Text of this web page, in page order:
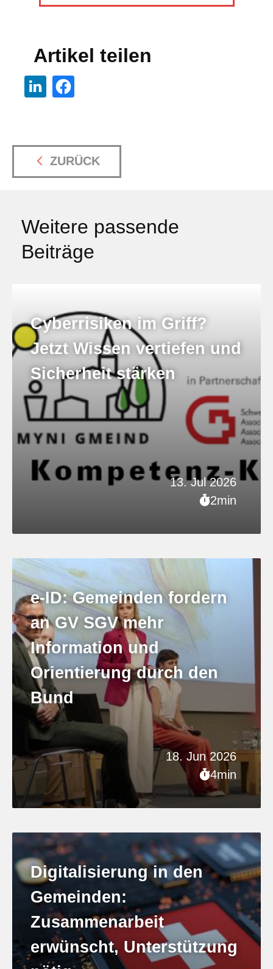
Artikel teilen
ZURÜCK
Weitere passende
Beiträge
13. Jul 2026
2min
Cyberrisiken im Griff?
Jetzt Wissen vertiefen und
Sicherheit stärken
18. Jun 2026
4min
e-ID: Gemeinden fordern
an GV SGV mehr
Information und
Orientierung durch den
Bund
Digitalisierung in den
Gemeinden:
Zusammenarbeit
erwünscht, Unterstützung